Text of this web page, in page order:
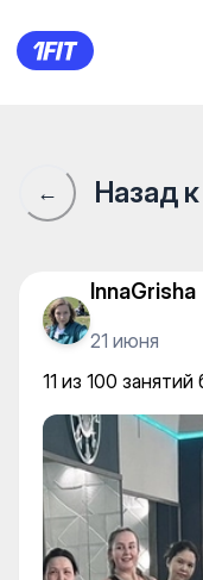
БАНЗАЙ
← Назад
InnaGrisha
21 июня
11 из 100 занятий